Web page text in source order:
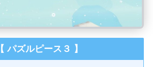
【 パズルピース３ 】